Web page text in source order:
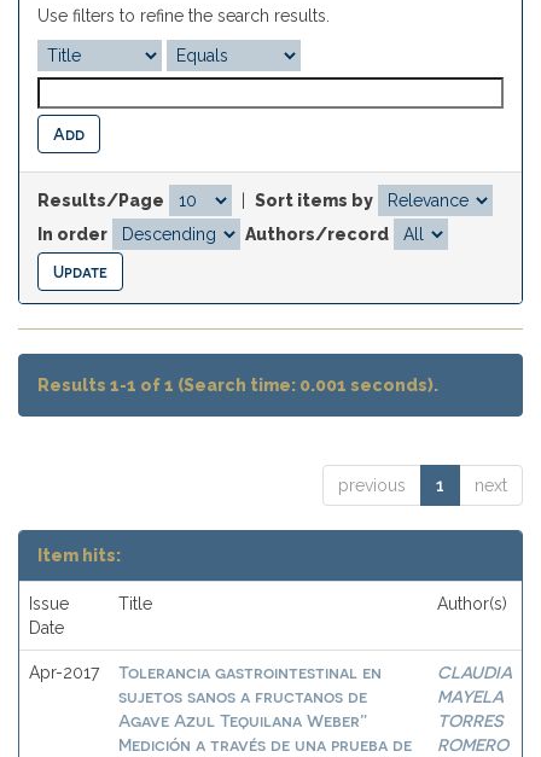
Use filters to refine the search results.
Results/Page
Sort items by
In order
Authors/record
Results 1-1 of 1 (Search time: 0.001 seconds).
previous 1 next
Item hits:
Issue
Date
Title Author(s)
Apr-2017
Tolerancia gastrointestinal en
sujetos sanos a fructanos de
Agave Azul Tequilana Weber”
Medición a través de una prueba de
CLAUDIA
MAYELA
TORRES
ROMERO